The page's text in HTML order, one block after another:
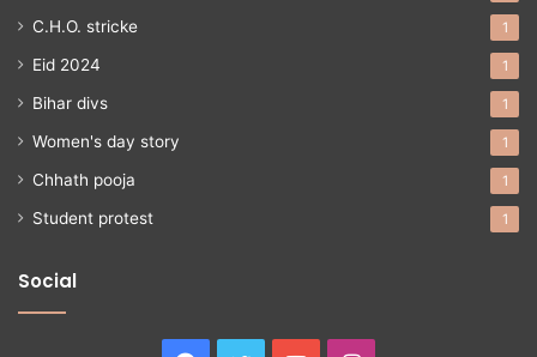
C.H.O. stricke 1
Eid 2024 1
Bihar divs 1
Women's day story 1
Chhath pooja 1
Student protest 1
Social